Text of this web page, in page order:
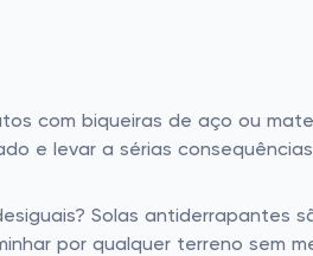
com biqueiras de aço ou
e levar a sérias
Solas antiderrapantes
por qualquer terreno sem